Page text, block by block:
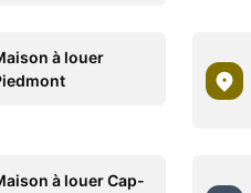
à louer
à louer Cap-